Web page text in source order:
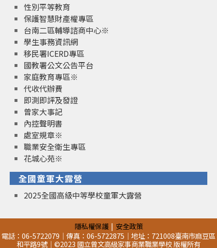
性別平等教育
保護智慧財產權專區
台南二區輔導諮商中心※
學生事務資訊網
移民署ICERD專區
國教署公文公告平台
家庭教育專區※
代收代辦費
即測即評及發證
曾家大事記
內控聲明書
處室規章※
職業安全衛生專區
花城心苑※
全國童軍大露營
2025全國高級中等學校童軍大露營
隱私權保護
安全政策
電話：06-5722079｜傳真：06-5722875｜地址：721008臺南市麻豆區
和平路9號｜©2023 國立曾文高級家事商業職業學校 版權所有